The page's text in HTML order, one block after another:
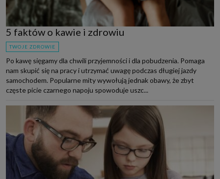
5 faktów o kawie i zdrowiu
TWOJE ZDROWIE
Po kawę sięgamy dla chwili przyjemności i dla pobudzenia. Pomaga
nam skupić się na pracy i utrzymać uwagę podczas długiej jazdy
samochodem. Popularne mity wywołują jednak obawy, że zbyt
częste picie czarnego napoju spowoduje uszc...